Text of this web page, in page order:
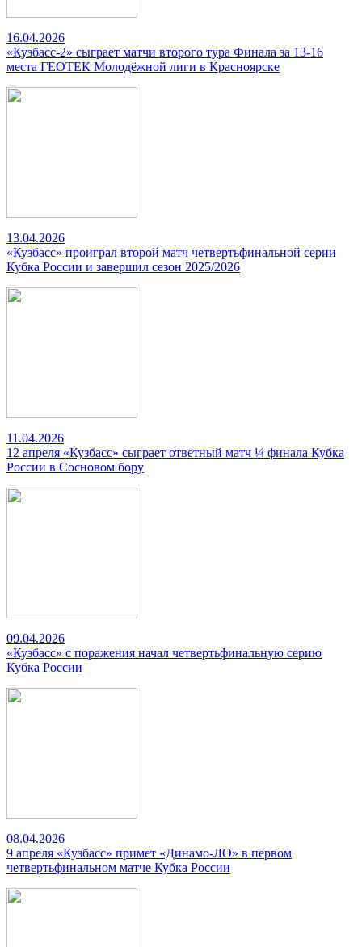
16.04.2026
«Кузбасс-2» сыграет матчи второго тура Финала за 13-16
места ГЕОТЕК Молодёжной лиги в Красноярске
13.04.2026
«Кузбасс» проиграл второй матч четвертьфинальной серии
Кубка России и завершил сезон 2025/2026
11.04.2026
12 апреля «Кузбасс» сыграет ответный матч ¼ финала Кубка
России в Сосновом бору
09.04.2026
«Кузбасс» с поражения начал четвертьфинальную серию
Кубка России
08.04.2026
9 апреля «Кузбасс» примет «Динамо-ЛО» в первом
четвертьфинальном матче Кубка России